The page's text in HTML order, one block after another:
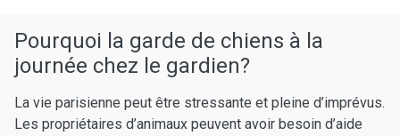
Pourquoi la garde de chiens à la
journée chez le gardien?
La vie parisienne peut être stressante et pleine d’imprévus.
Les propriétaires d’animaux peuvent avoir besoin d’aide